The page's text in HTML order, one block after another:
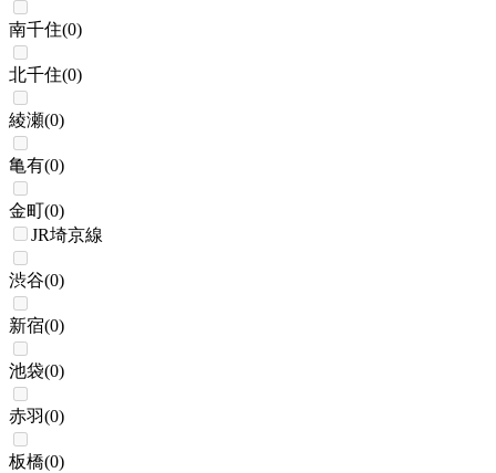
南千住(0)
北千住(0)
綾瀬(0)
亀有(0)
金町(0)
JR埼京線
渋谷(0)
新宿(0)
池袋(0)
赤羽(0)
板橋(0)